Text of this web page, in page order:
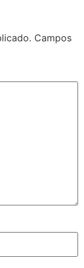
Campos